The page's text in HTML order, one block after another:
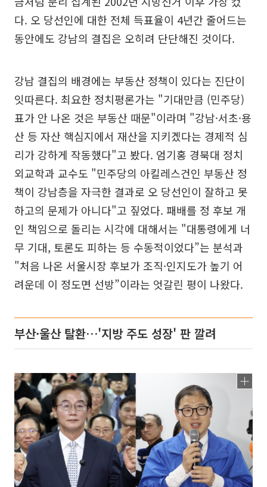
다. 오 당선인에 대한 전체 득표율이 4년간 줄어드는
동안에도 강남의 결집은 오히려 단단해진 것이다.
강남 결집의 배경에는 부동산 정책이 있다는 진단이
잇따른다. 최요한 정치평론가는 "기대만큼 (민주당)
표가 안 나온 것은 부동산 때문"이라며 "강남·서초·용
산 등 자산 핵심지에서 재산을 지키겠다는 경제적 심
리가 강하게 작동했다"고 봤다. 엄기홍 경북대 정치
외교학과 교수도 "민주당의 아킬레스건인 부동산 정
책이 강남층을 자극한 결과로 오 당선인이 잘하고 못
하고의 문제가 아니다"고 짚었다. 패배를 정 후보 개
인 책임으로 돌리는 시각에 대해서는 "대통령에게 너
무 기대, 토론도 피하는 등 수동적이었다”는 분석과
"처음 나온 서울시장 후보가 조직·인지도가 높기 어
려운데 이 정도면 선방”이라는 엇갈린 평이 나왔다.
부산·울산 탈환…'지방 주도 성장' 판 깔려